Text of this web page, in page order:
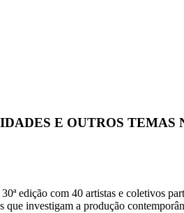
E OUTROS TEMAS
edição com 40 artistas e coletivos
investigam a produção